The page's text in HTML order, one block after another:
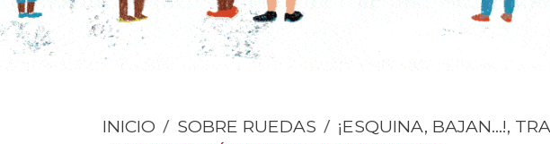
INICIO SOBRE RUEDAS ¡ESQUINA, BAJAN…!,